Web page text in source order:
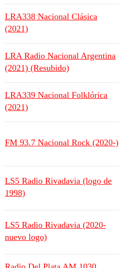
LRA338 Nacional Clásica
(2021)
LRA Radio Nacional Argentina
(2021) (Resubido)
LRA339 Nacional Folklórica
(2021)
FM 93.7 Nacional Rock (2020-)
LS5 Radio Rivadavia (logo de
1998)
LS5 Radio Rivadavia (2020-
nuevo logo)